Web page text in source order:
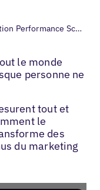
Location Performance Score
le monde
personne ne
tout et
le
des
du marketing